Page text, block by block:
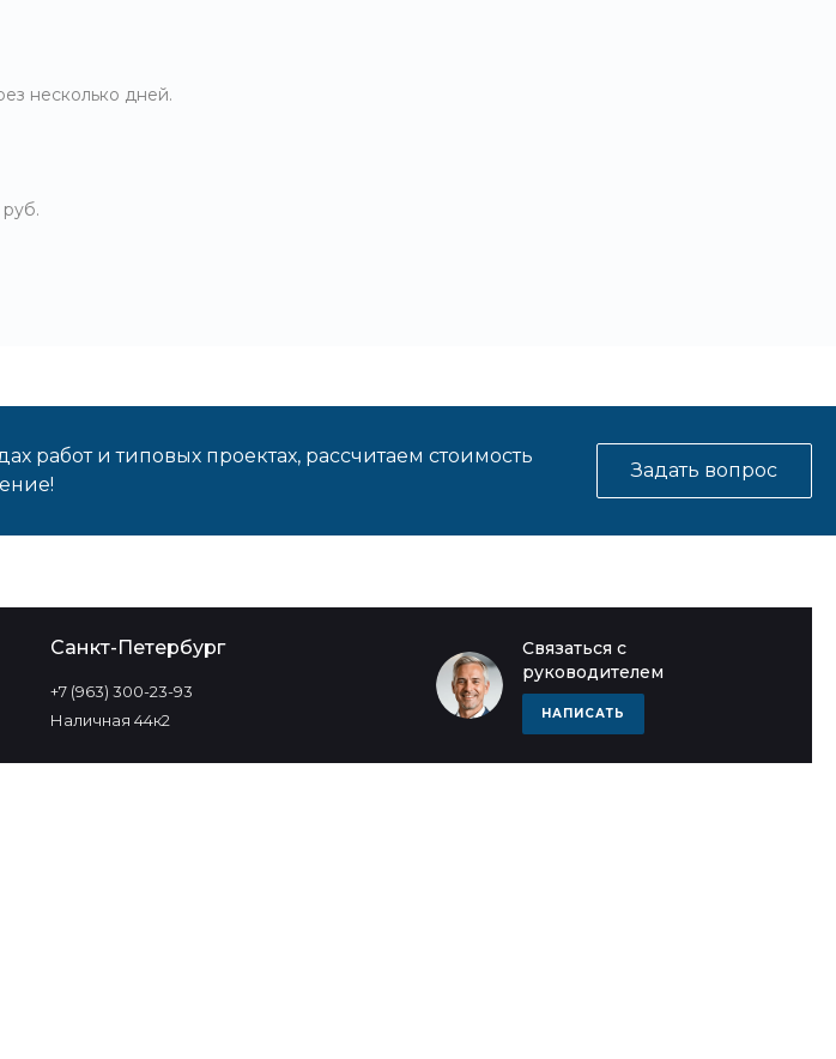
несколько дней.
работ и типовых проектах, рассчитаем стоимость
Задать вопрос
Связаться с
руководителем
НАПИСАТЬ
Санкт-Петербург
+7 (963) 300-23-93
Наличная 44к2